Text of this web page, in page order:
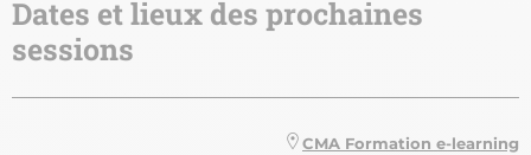
Dates et lieux des prochaines
sessions
CMA Formation e-learning